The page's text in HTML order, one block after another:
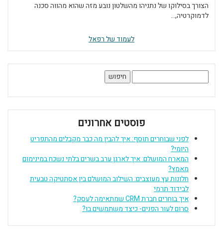
הצורך בסילוקו של נתניהו מהשלטון נובע מזה שהוא מהווה סכנה
לדמוקרטיה,...
לעמוד של רפאל
פוסטים אחרונים
לפני שבוחרים תוסף: איך להבין מה כבר מקבלים מהתפריט
היומי?
המארח המושלם: איך לארגן ערב בשרים בלתי נשכח במינימום
מאמץ?
חלונות עץ מעוצבים: השילוב המושלם בין אסתטיקה טבעית
לבידוד תרמי
איך בוחרים חברת CRM שמתאימה לעסק?
סרום לעור הפנים- כיצד משתמשים בו?